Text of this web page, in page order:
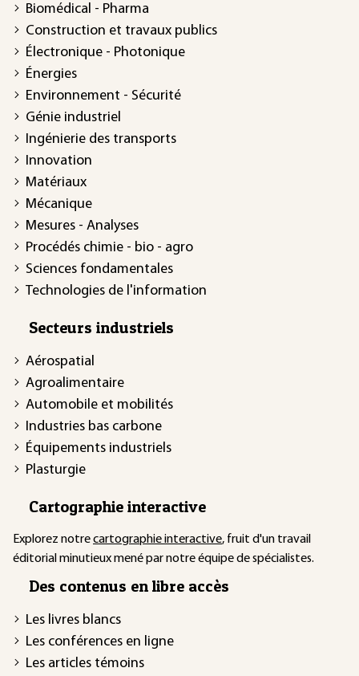
Biomédical - Pharma
Construction et travaux publics
Électronique - Photonique
Énergies
Environnement - Sécurité
Génie industriel
Ingénierie des transports
Innovation
Matériaux
Mécanique
Mesures - Analyses
Procédés chimie - bio - agro
Sciences fondamentales
Technologies de l'information
Secteurs industriels
Aérospatial
Agroalimentaire
Automobile et mobilités
Industries bas carbone
Équipements industriels
Plasturgie
Cartographie interactive
Explorez notrecartographie interactive, fruit d'un travail
éditorial minutieux mené par notre équipe de spécialistes.
Des contenus en libre accès
Les livres blancs
Les conférences en ligne
Les articles témoins